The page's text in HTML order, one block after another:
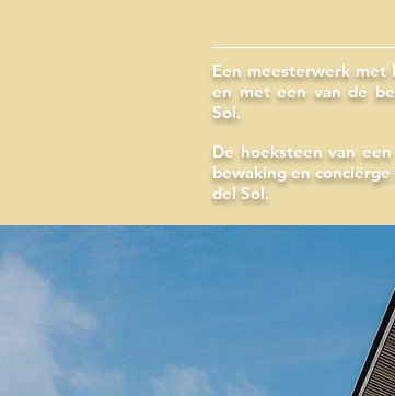
Een meesterwerk met
en met een van de
Sol.
De hoeksteen van
bewaking en
del Sol.